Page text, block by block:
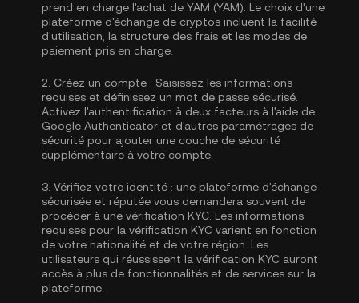
prend en charge l'achat de YAM (YAM). Le choix d'une
plateforme d'échange de cryptos incluent la facilité
d'utilisation, la structure des frais et les modes de
paiement pris en charge.
2. Créez un compte : Saisissez les informations
requises et définissez un mot de passe sécurisé.
Activez l'authentification à deux facteurs à l'aide de
Google Authenticator et d'autres paramétrages de
sécurité pour ajouter une couche de sécurité
supplémentaire à votre compte.
3. Vérifiez votre identité : une plateforme d'échange
sécurisée et réputée vous demandera souvent de
procéder à une vérification KYC. Les informations
requises pour la vérification KYC varient en fonction
de votre nationalité et de votre région. Les
utilisateurs qui réussissent la vérification KYC auront
accès à plus de fonctionnalités et de services sur la
plateforme.